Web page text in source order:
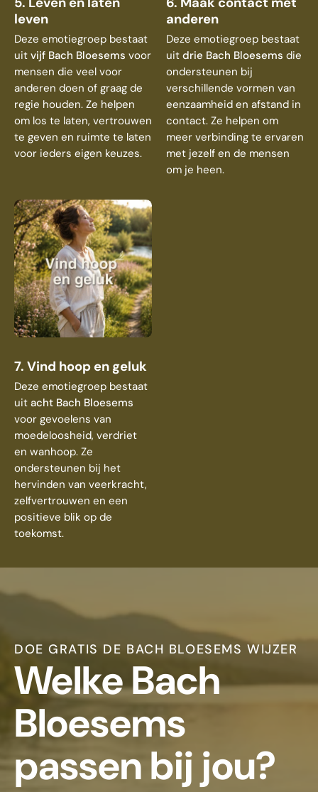
leven
Deze emotiegroep bestaat
uit vijf Bach Bloesems voor
mensen die veel voor
anderen doen of graag de
regie houden. Ze helpen
om los te laten, vertrouwen
te geven en ruimte te laten
voor ieders eigen keuzes.
anderen
Deze emotiegroep bestaat
uit drie Bach Bloesems die
ondersteunen bij
verschillende vormen van
eenzaamheid en afstand in
contact. Ze helpen om
meer verbinding te ervaren
met jezelf en de mensen
om je heen.
7. Vind hoop en geluk
Deze emotiegroep bestaat
uit acht Bach Bloesems
voor gevoelens van
moedeloosheid, verdriet
en wanhoop. Ze
ondersteunen bij het
hervinden van veerkracht,
zelfvertrouwen en een
positieve blik op de
toekomst.
DOE GRATIS DE BACH BLOESEMS WIJZER
Welke Bach
Bloesems
passen bij jou?